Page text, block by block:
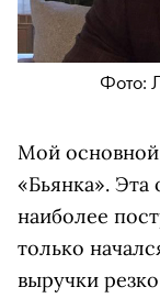
Фото:
Мой основной
«Бьянка». Эта
наиболее
только
выручки